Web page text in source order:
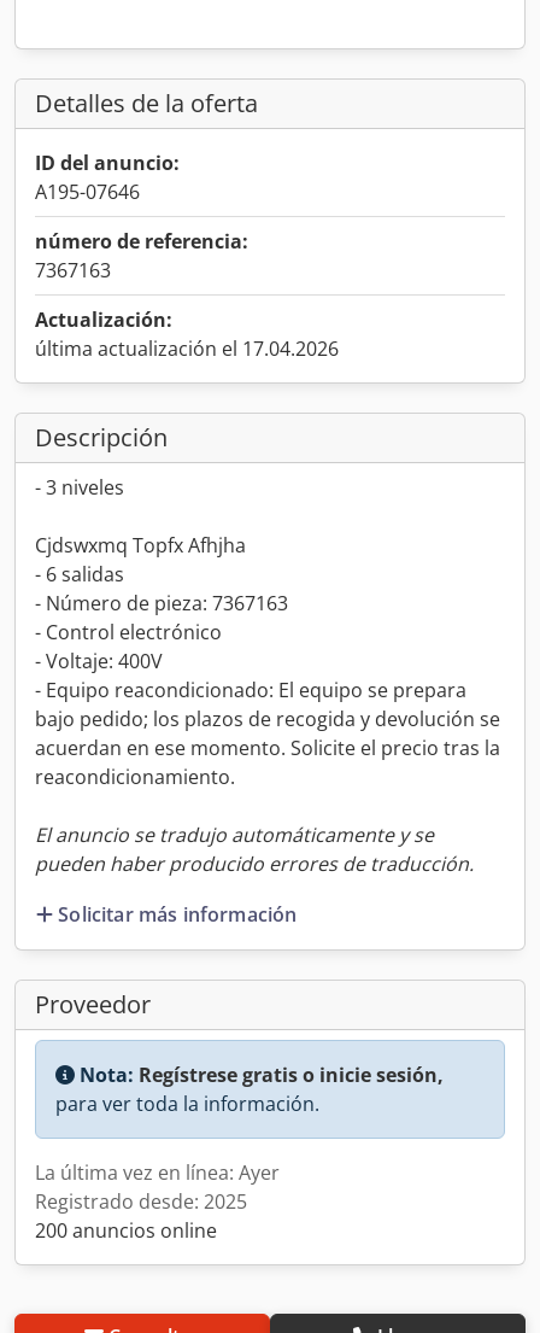
Detalles de la oferta
ID del anuncio:
A195-07646
número de referencia:
7367163
Actualización:
última actualización el 17.04.2026
Descripción
- 3 niveles
Cjdswxmq Topfx Afhjha
- 6 salidas
- Número de pieza: 7367163
- Control electrónico
- Voltaje: 400V
- Equipo reacondicionado: El equipo se prepara
bajo pedido; los plazos de recogida y devolución se
acuerdan en ese momento. Solicite el precio tras la
reacondicionamiento.
El anuncio se tradujo automáticamente y se
pueden haber producido errores de traducción.
Solicitar más información
Proveedor
Nota: Regístrese gratis o inicie sesión,
para ver toda la información.
La última vez en línea: Ayer
Registrado desde: 2025
200 anuncios online